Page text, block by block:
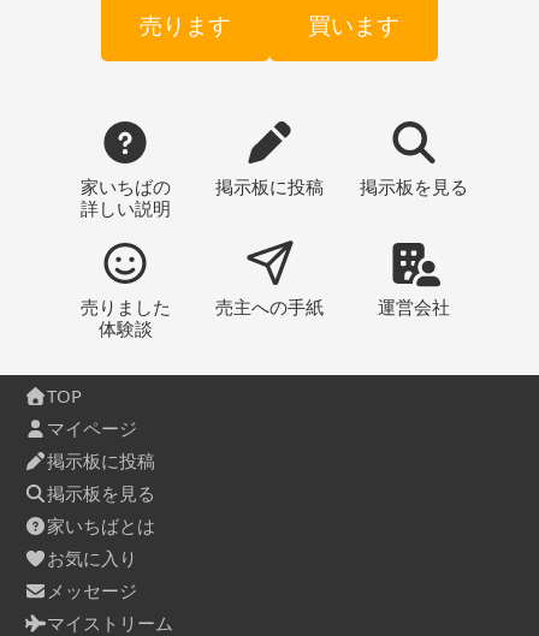
売ります 買います
家いちばの
詳しい説明
掲示板に投稿 掲示板 を見る
売りました
体験談
売主への手紙 運営会社
TOP
マイページ
掲示板に投稿
掲示板を見る
家いちばとは
お気に入り
メッセージ
マイストリーム